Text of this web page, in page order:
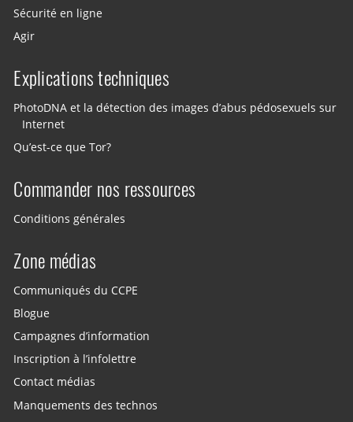
Sécurité en ligne
Agir
Explications techniques
PhotoDNA et la détection des images d’abus pédosexuels sur
Internet
Qu’est-ce que Tor?
Commander nos ressources
Conditions générales
Zone médias
Communiqués du CCPE
Blogue
Campagnes d’information
Inscription à l’infolettre
Contact médias
Manquements des technos